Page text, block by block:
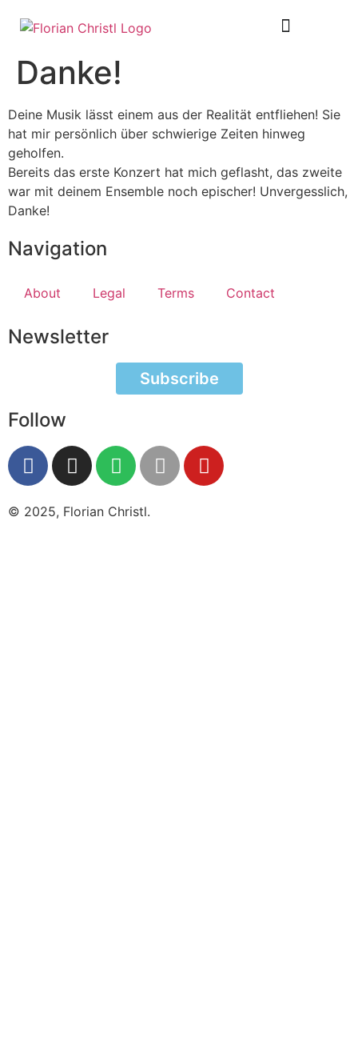
Danke!
Deine Musik lässt einem aus der Realität entfliehen! Sie
hat mir persönlich über schwierige Zeiten hinweg
geholfen.
Bereits das erste Konzert hat mich geflasht, das zweite
war mit deinem Ensemble noch epischer! Unvergesslich,
Danke!
Navigation
About Legal Terms Contact
Newsletter
Subscribe
Follow
© 2025, Florian Christl.